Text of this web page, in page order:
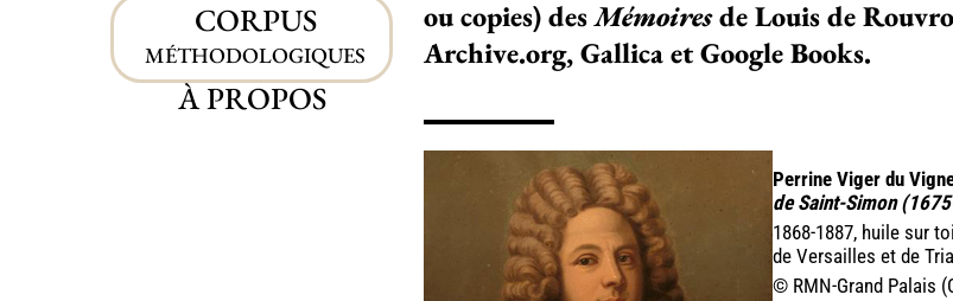
CORPUS
MÉTHODOLOGIQUES
À PROPOS
ou copies) desMémoiresde Louis de
Archive.org, Gallica et Google Books.
Perrine Viger du
de Saint-Simon
1868-1887, huile sur
de Versailles et de
© RMN-Grand Palais